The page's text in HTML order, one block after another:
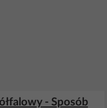
- Sposób